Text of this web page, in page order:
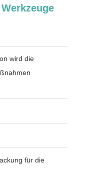
wird die
für die